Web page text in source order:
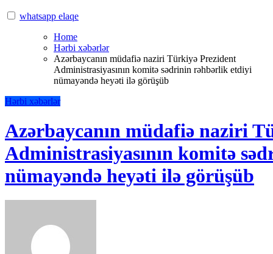
whatsapp elaqe
Home
Hərbi xəbərlər
Azərbaycanın müdafiə naziri Türkiyə Prezident
Administrasiyasının komitə sədrinin rəhbərlik etdiyi
nümayəndə heyəti ilə görüşüb
Hərbi xəbərlər
Azərbaycanın müdafiə naziri
Administrasiyasının komitə
nümayəndə heyəti ilə görüşüb